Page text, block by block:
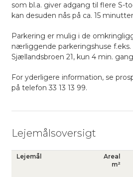
som bl.a. giver adgang til flere S-
kan desuden nås på ca. 15
Parkering er mulig i de
nærliggende parkeringshuse f.eks.
Sjællandsbroen 21, kun 4 min.
For yderligere information, se
på telefon 33 13 13 99.
Lejemålsoversigt
Lejemål
Areal
m²